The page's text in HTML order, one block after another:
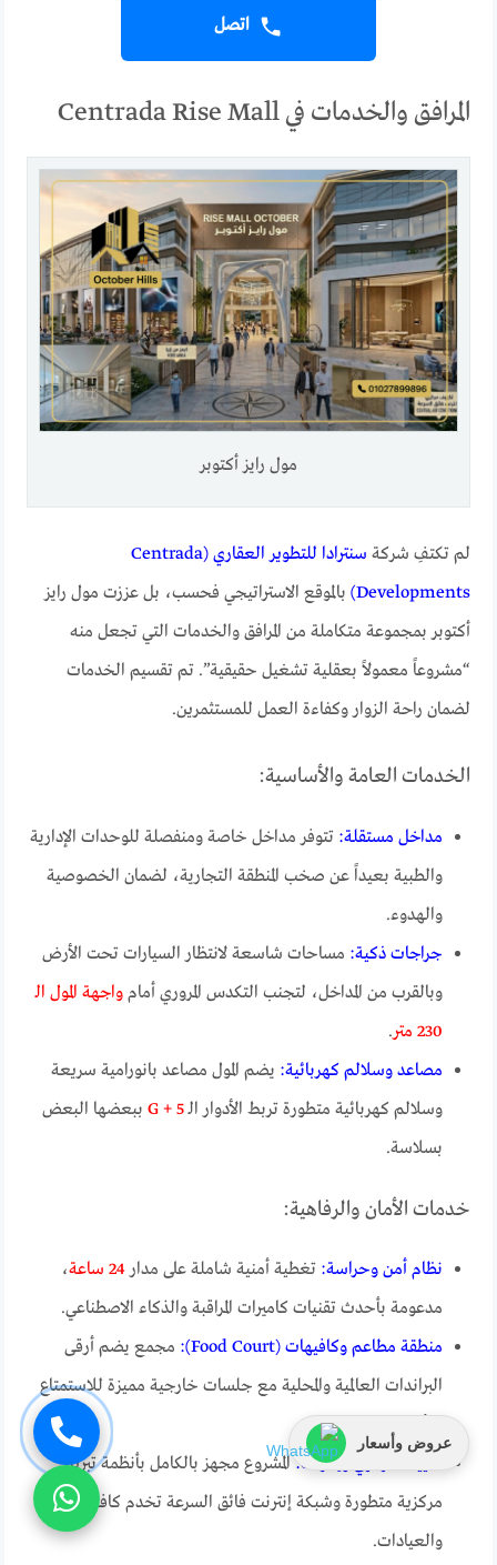
اتصل
المرافق والخدمات في Centrada Rise Mall
مول رايز أكتوبر
لم تكتفِ شركة
سنترادا للتطوير العقاري (Centrada
Developments) بالموقع الاستراتيجي فحسب، بل عززت مول رايز
أكتوبر بمجموعة متكاملة من المرافق والخدمات التي تجعل منه
“مشروعاً معمولاً بعقلية تشغيل حقيقية”. تم تقسيم الخدمات
لضمان راحة الزوار وكفاءة العمل للمستثمرين.
الخدمات العامة والأساسية:
مداخل مستقلة: تتوفر مداخل خاصة ومنفصلة للوحدات الإدارية
والطبية بعيداً عن صخب المنطقة التجارية، لضمان الخصوصية
والهدوء.
جراجات ذكية: مساحات شاسعة لانتظار السيارات تحت الأرض
وبالقرب من المداخل، لتجنب التكدس المروري أمامواجهة المول الـ
230 متر
.
مصاعد وسلالم كهربائية: يضم المول مصاعد بانورامية سريعة
وسلالم كهربائية متطورة تربط الأدوار الـG + 5 ببعضها البعض
بسلاسة.
خدمات الأمان والرفاهية:
نظام أمن وحراسة: تغطية أمنية شاملة على مدار24 ساعة
،
مدعومة بأحدث تقنيات كاميرات المراقبة والذكاء الاصطناعي.
منطقة مطاعم وكافيهات (Food Court):
مجمع يضم أرقى
البراندات العالمية والمحلية مع جلسات خارجية مميزة للاستمتاع
بالأجواء المفتوحة.
تكييف مركزي وإنترنت: المشروع مجهز بالكامل بأنظمة تبريد
مركزية متطورة وشبكة إنترنت فائق السرعة تخدم كافة المكاتب
والعيادات.
عروض وأسعار